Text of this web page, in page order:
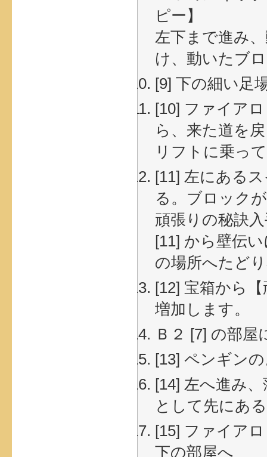
ピー】
左下まで進み
け、動いたブ
[9] 下の細い足
[10] ファイア
ら、来た道を
リフトに乗っ
[11] 左にある
る。ブロック
頑張りの秘訣
[11] から壁伝
の場所へたど
[12] 宝箱から
増加します。
Ｂ２ [7] の部屋
[13] ペンギン
[14] 左へ進み
として先にあ
[15] ファイア
下の部屋へ